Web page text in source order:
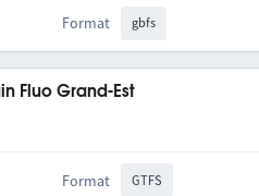
Format gbfs
Fluo Grand-Est
Format GTFS